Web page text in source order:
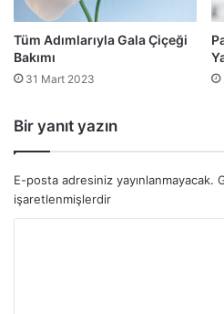
Tüm Adımlarıyla Gala Çiçeği
Bakımı
31 Mart 2023
Bir yanıt yazın
E-posta adresiniz yayınlanmayacak.
işaretlenmişlerdir